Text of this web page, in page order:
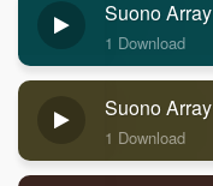
Suono Array
1 Download
Suono Array
1 Download